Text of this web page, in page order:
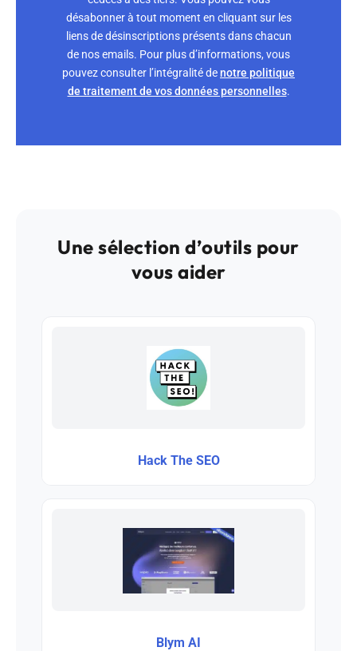
désabonner à tout moment en cliquant sur les
liens de désinscriptions présents dans chacun
de nos emails. Pour plus d’informations, vous
pouvez consulter l’intégralité denotre politique
de traitement de vos données personnelles.
Une sélection d’outils pour
vous aider
Hack The SEO
Blym AI